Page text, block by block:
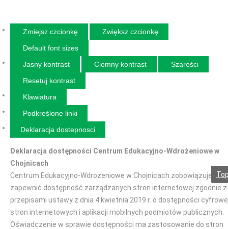
Zmiejsz czcionkę
Zwiększ czcionkę
Default font sizes
Jasny kontrast
Ciemny kontrast
Szarości
Resetuj kontrast
Klawiatura
Podkreślone linki
Deklaracja dostepnosci
Deklaracja dostępności Centrum Edukacyjno-Wdrożeniowe w
Chojnicach
Centrum Edukacyjno-Wdrożeniowe w Chojnicach zobowiązuje się
zapewnić dostępność zarządzanych stron internetowej zgodnie z
przepisami ustawy z dnia 4 kwietnia 2019 r. o dostępności
stron internetowych i aplikacji mobilnych podmiotów publicznych.
Oświadczenie w sprawie dostępności ma zastosowanie do stron